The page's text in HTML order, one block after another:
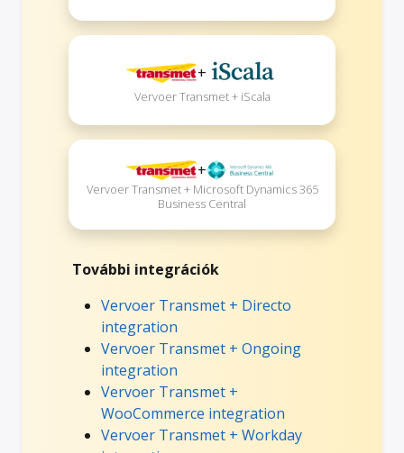
+
Vervoer Transmet + iScala
+
Vervoer Transmet + Microsoft Dynamics 365
Business Central
További integrációk
Vervoer Transmet + Directo
integration
Vervoer Transmet + Ongoing
integration
Vervoer Transmet +
WooCommerce integration
Vervoer Transmet + Workday